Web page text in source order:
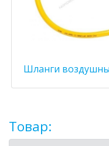
Шланги
Товар: